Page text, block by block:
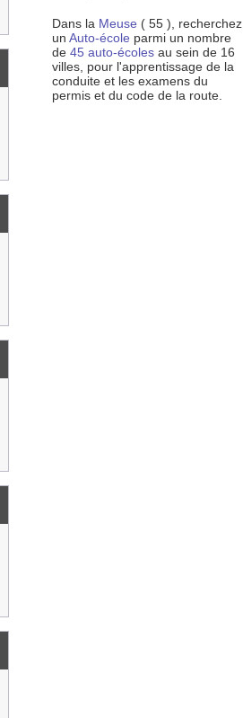
Dans la Meuse ( 55 ), recherchez
un Auto-école parmi un nombre
de 45 auto-écoles au sein de 16
villes, pour l'apprentissage de la
conduite et les examens du
permis et du code de la route.